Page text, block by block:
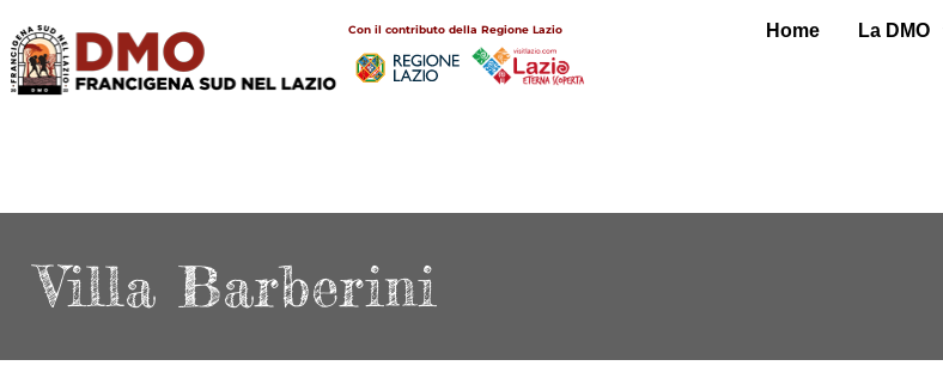
Salta
al
contenuto
Con il contributo della Regione Lazio
Main
navigation
Home La DMO
Villa Barberini